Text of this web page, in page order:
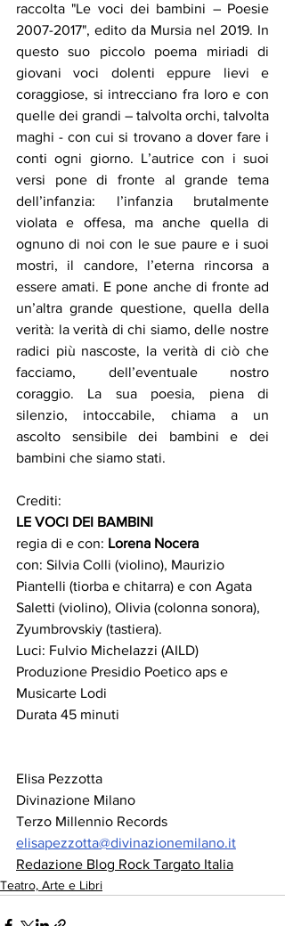
raccolta "Le voci dei bambini – Poesie
2007-2017", edito da Mursia nel 2019. In
questo suo piccolo poema miriadi di
giovani voci dolenti eppure lievi e
coraggiose, si intrecciano fra loro e con
quelle dei grandi – talvolta orchi, talvolta
maghi - con cui si trovano a dover fare i
conti ogni giorno. L’autrice con i suoi
versi pone di fronte al grande tema
dell’infanzia: l’infanzia brutalmente
violata e offesa, ma anche quella di
ognuno di noi con le sue paure e i suoi
mostri, il candore, l’eterna rincorsa a
essere amati. E pone anche di fronte ad
un’altra grande questione, quella della
verità: la verità di chi siamo, delle nostre
radici più nascoste, la verità di ciò che
facciamo, dell’eventuale nostro
coraggio. La sua poesia, piena di
silenzio, intoccabile, chiama a un
ascolto sensibile dei bambini e dei
bambini che siamo stati.
Crediti:
LE VOCI DEI BAMBINI
regia di e con: Lorena Nocera
con: Silvia Colli (violino), Maurizio
Piantelli (tiorba e chitarra) e con Agata
Saletti (violino), Olivia (colonna sonora),
Zyumbrovskiy (tastiera).
Luci: Fulvio Michelazzi (AILD)
Produzione Presidio Poetico aps e
Musicarte Lodi
Durata 45 minuti
Elisa Pezzotta
Divinazione Milano
Terzo Millennio Records
elisapezzotta@divinazionemilano.it
Redazione Blog Rock Targato Italia
Teatro, Arte e Libri